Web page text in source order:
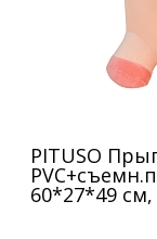
PITUSO
60*27*49